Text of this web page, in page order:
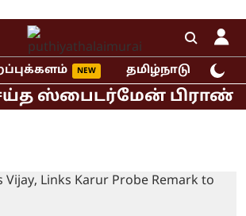
தமிழ்நாடு
பிராண்ட்